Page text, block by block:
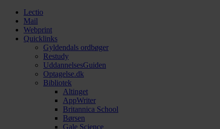
Lectio
Mail
Webprint
Quicklinks
Gyldendals ordbøger
Restudy
UddannelsesGuiden
Optagelse.dk
Bibliotek
Altinget
AppWriter
Britannica School
Børsen
Gale Science